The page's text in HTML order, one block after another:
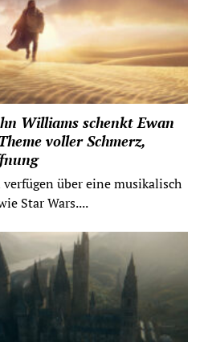
Williams schenkt Ewan
voller Schmerz,
über eine musikalisch
Star Wars....